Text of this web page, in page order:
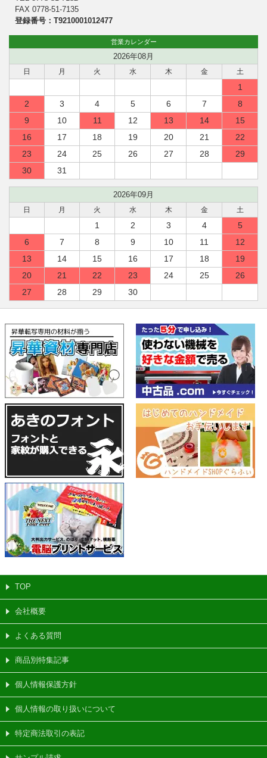
FAX 0778-51-7135
登録番号：T9210001012477
営業カレンダー
2026年08月
日 月 火 水 木 金 土
1
2
3 4 5 6 7
8
9
10 11 12 13 14
15
16
17 18 19 20 21
22
23
24 25 26 27 28
29
30
31
2026年09月
日 月 火 水 木 金 土
1 2 3 4
5
6
7 8 9 10 11
12
13
14 15 16 17 18
19
20
21 22 23 24 25
26
27
28 29 30
TOP
会社概要
よくある質問
商品別特集記事
個人情報保護方針
個人情報の取り扱いについて
特定商法取引の表記